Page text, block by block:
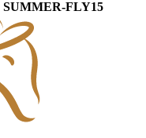
SUMMER-FLY15